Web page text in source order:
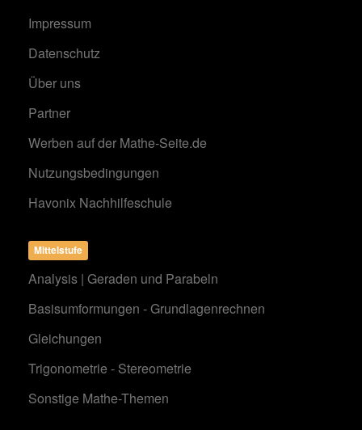
Impressum
Datenschutz
Über uns
Partner
Werben auf der Mathe-Seite.de
Nutzungsbedingungen
Havonix Nachhilfeschule
Mittelstufe
Analysis | Geraden und Parabeln
Basisumformungen - Grundlagenrechnen
Gleichungen
Trigonometrie - Stereometrie
Sonstige Mathe-Themen